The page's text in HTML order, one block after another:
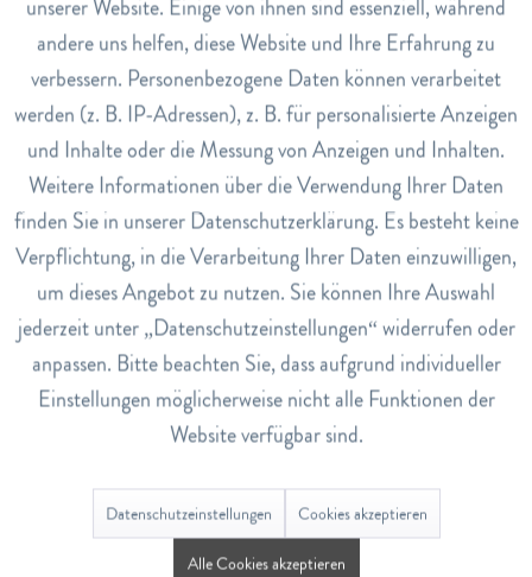
Muskelschmerzen und rheumatischen Erkrankungen eingesetzt
werden. Es wird oft als Inhalationsmittel verwendet, indem man
es in einem Diffusor verdampft oder ein paar Tropfen auf ein
Taschentuch gibt und es dann einatmet. Eukalyptusöl kann
auch äusserlich angewendet werden, indem man es auf die Haut
aufträgt oder in Form von Salben oder Cremes verwendet.
Hinweis: Dieser Beitrag dient der allgemeinen Information und
ersetzt keine ärztliche Beratung. Wenn Sie Beschwerden
medizinische Fachperson. Bei Fragen oder Anregungen sind wir
gern für Sie da:
Marketing Inaktiv
Tracking Inaktiv
Service Inaktiv
unserer Website. Einige von ihnen sind essenziell, während
andere uns helfen, diese Website und Ihre Erfahrung zu
verbessern. Personenbezogene Daten können verarbeitet
werden (z. B. IP-Adressen), z. B. für personalisierte Anzeigen
und Inhalte oder die Messung von Anzeigen und Inhalten.
Weitere Informationen über die Verwendung Ihrer Daten
finden Sie in unserer Datenschutzerklärung. Es besteht keine
Verpflichtung, in die Verarbeitung Ihrer Daten einzuwilligen,
um dieses Angebot zu nutzen. Sie können Ihre Auswahl
jederzeit unter „Datenschutzeinstellungen“ widerrufen oder
anpassen. Bitte beachten Sie, dass aufgrund individueller
Einstellungen möglicherweise nicht alle Funktionen der
Website verfügbar sind.
Datenschutzeinstellungen Cookies akzeptieren
Alle Cookies akzeptieren